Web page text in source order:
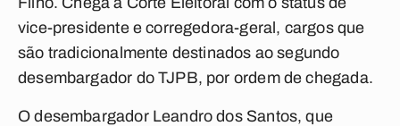
vice-presidente e corregedora-geral, cargos que
são tradicionalmente destinados ao segundo
desembargador do TJPB, por ordem de chegada.
O desembargador Leandro dos Santos, que